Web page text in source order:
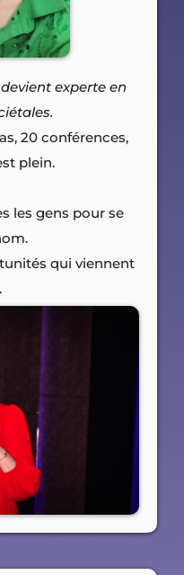
experte en
20 conférences,
plein.
les gens pour se
qui viennent